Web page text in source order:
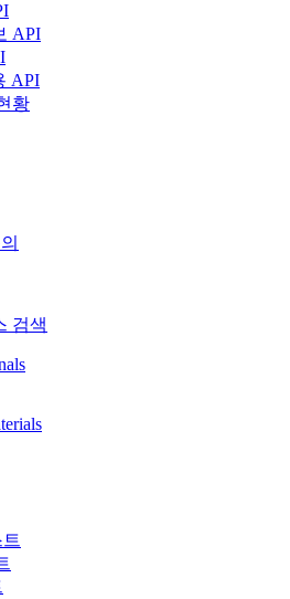
API
API
황
검색